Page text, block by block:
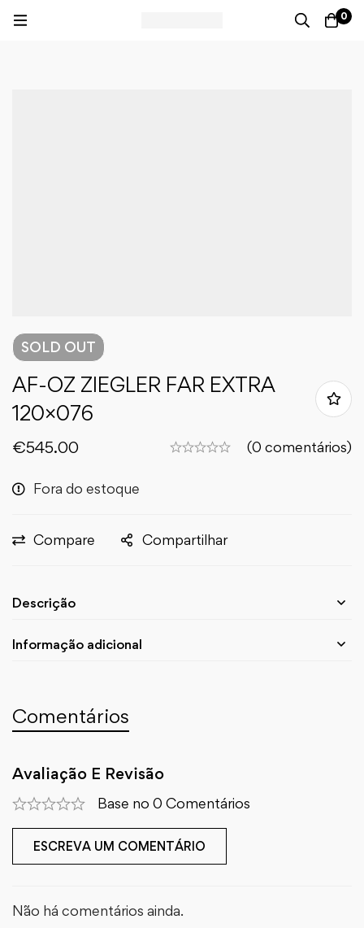
0
SOLD OUT
AF-OZ ZIEGLER FAR EXTRA
120×076
€545.00 (0 comentários)
Fora do estoque
Compare Compartilhar
Descrição
Informação adicional
Comentários
Avaliação E Revisão
Base no 0 Comentários
ESCREVA UM COMENTÁRIO
Não há comentários ainda.